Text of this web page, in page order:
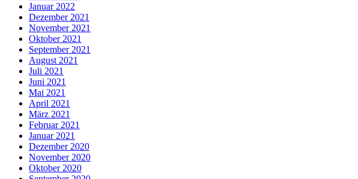
Januar 2022
Dezember 2021
November 2021
Oktober 2021
September 2021
August 2021
Juli 2021
Juni 2021
Mai 2021
April 2021
März 2021
Februar 2021
Januar 2021
Dezember 2020
November 2020
Oktober 2020